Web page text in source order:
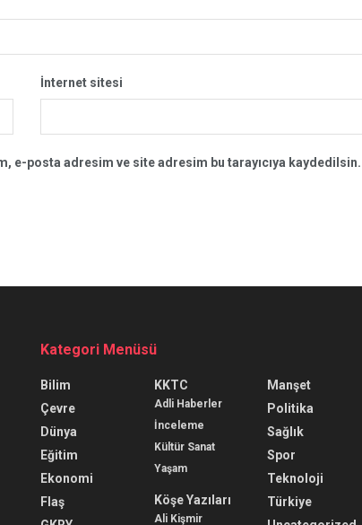
İnternet sitesi
e-posta adresim ve site adresim bu tarayıcıya kaydedilsin.
Kategori Menüsü
Bilim
Çevre
Dünya
Eğitim
Ekonomi
Flaş
KKTC
Adli Haberler
İnceleme
Kültür Sanat
Yaşam
Köşe Yazıları
Ali Kişmir
Manşet
Politika
Sağlık
Spor
Teknoloji
Türkiye